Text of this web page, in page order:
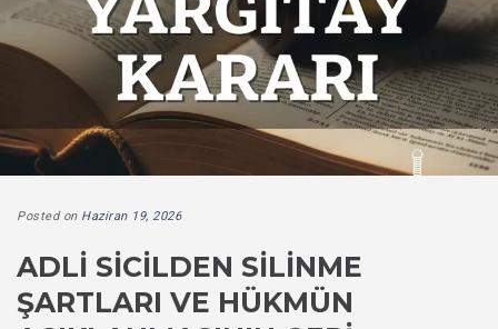
Posted on Haziran 19, 2026
ADLI SICILDEN SILINME
ŞARTLARI VE HÜKMÜN